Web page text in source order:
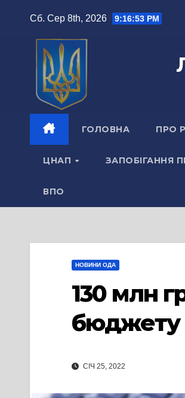
Сб. Сер 8th, 2026 9:16:54 PM
ГОЛОВНА ПРО
ЦНАП ЗАПОБІГАННЯ
ВПО
НОВИНИ ОДА
130 млн
бюджету
СІЧ 25, 2022